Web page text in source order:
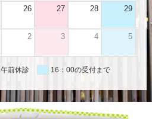
26 27 28 29
2 3 4 5
午前休診 16：00の受付まで